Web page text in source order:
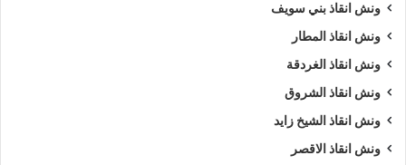
ونش انقاذ بني سويف
ونش انقاذ المطار
ونش انقاذ الغردقة
ونش انقاذ الشروق
ونش انقاذ الشيخ زايد
ونش انقاذ الاقصر